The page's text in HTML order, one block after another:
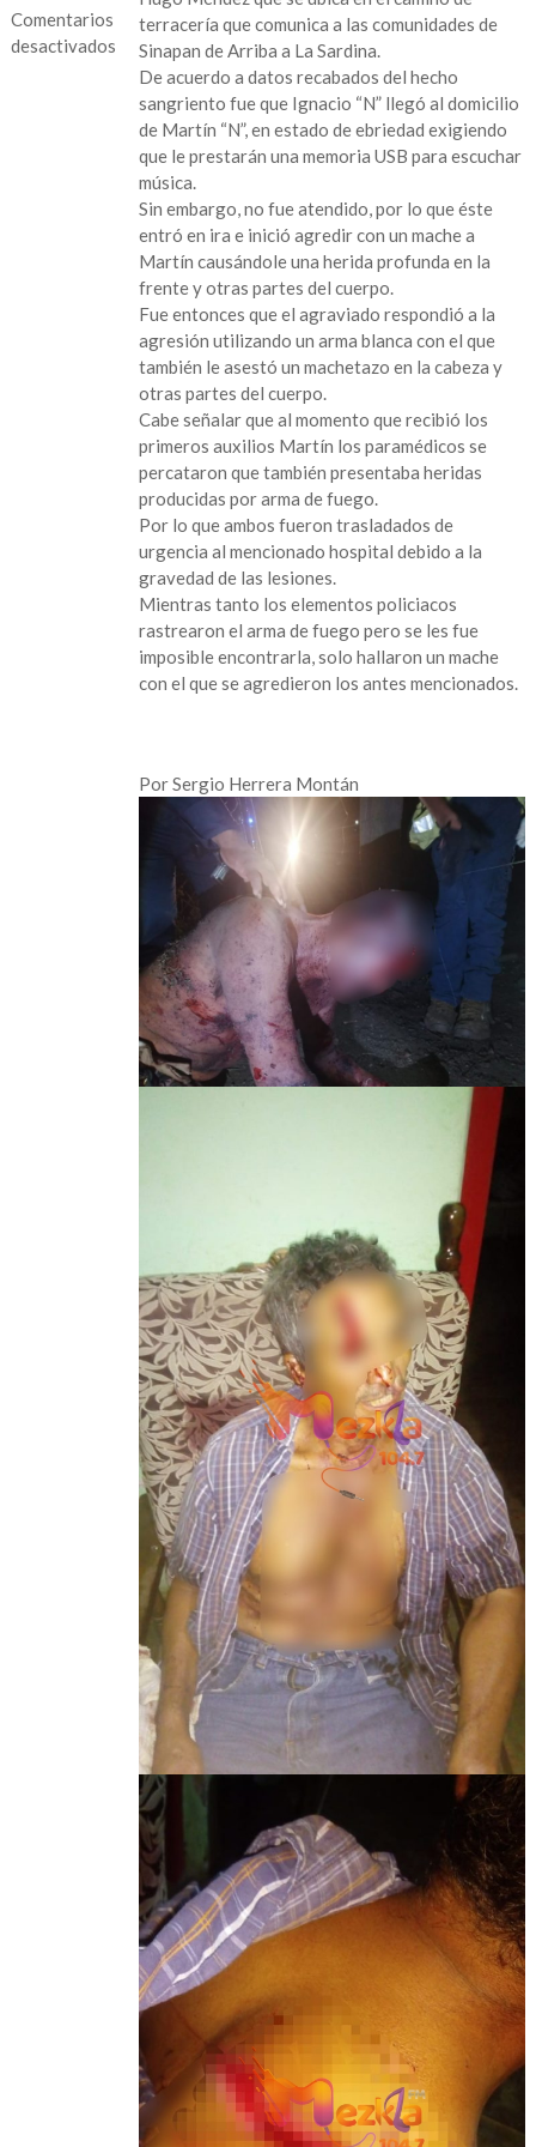
Comentarios
desactivados
terracería que comunica a las comunidades de
Sinapan de Arriba a La Sardina.
De acuerdo a datos recabados del hecho
sangriento fue que Ignacio “N” llegó al domicilio
de Martín “N”, en estado de ebriedad exigiendo
que le prestarán una memoria USB para escuchar
música.
Sin embargo, no fue atendido, por lo que éste
entró en ira e inició agredir con un mache a
Martín causándole una herida profunda en la
frente y otras partes del cuerpo.
Fue entonces que el agraviado respondió a la
agresión utilizando un arma blanca con el que
también le asestó un machetazo en la cabeza y
otras partes del cuerpo.
Cabe señalar que al momento que recibió los
primeros auxilios Martín los paramédicos se
percataron que también presentaba heridas
producidas por arma de fuego.
Por lo que ambos fueron trasladados de
urgencia al mencionado hospital debido a la
gravedad de las lesiones.
Mientras tanto los elementos policiacos
rastrearon el arma de fuego pero se les fue
imposible encontrarla, solo hallaron un mache
con el que se agredieron los antes mencionados.
Por Sergio Herrera Montán